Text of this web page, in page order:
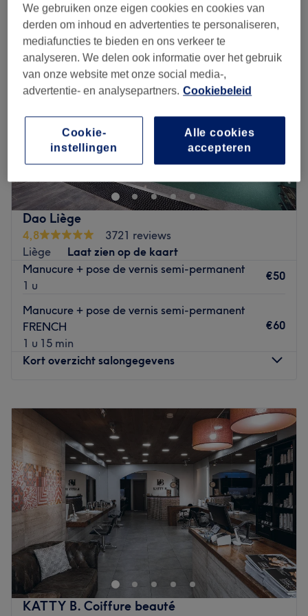
gellak - handen in de buurt van Grâce-Hollogne, Province de Liège
Dao Liège
4,8
3721 reviews
Liège
Laat zien op de kaart
Manucure + pose de vernis semi-permanent
1 u
€50
Manucure + pose de vernis semi-permanent
FRENCH
1 u 15 min
€60
Kort overzicht salongegevens
Dinsdag
09:00
21:00
Woensdag
09:00–21:00
Donderdag
09:00–21:00
Vrijdag
09:00–21:00
Zaterdag
09:00–21:00
Zondag
09:00–18:00
Dao Spa & Fitness est un institut de beauté situé au cœur
de Liège dans l'hôtel Van der Valk Sélys.
Poussez les portes d'un établissement consacré à la
détente, au bien-être et à la beauté naturelle. Ici, tout
est fait pour vous mettre instantanément à l'aise dans un
KATTY B. Coiffure beauté
We gebruiken onze eigen cookies en cookies van
derden om inhoud en advertenties te personaliseren,
mediafuncties te bieden en ons verkeer te
analyseren. We delen ook informatie over het gebruik
van onze website met onze social media-,
advertentie- en analysepartners. Cookiebeleid
Alle cookies
accepteren
Cookie-
instellingen